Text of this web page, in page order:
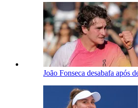
João Fonseca desabafa após